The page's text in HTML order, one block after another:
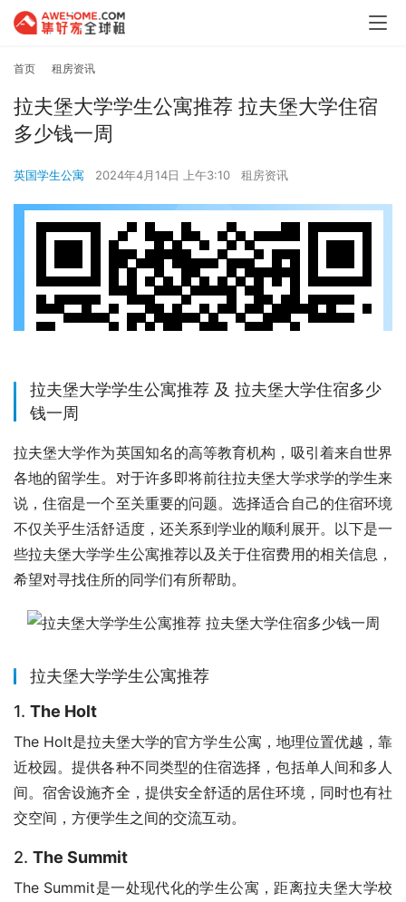
首页 租房资讯
拉夫堡大学学生公寓推荐 拉夫堡大学住宿
多少钱一周
英国学生公寓 2024年4月14日 上午3:10 租房资讯
拉夫堡大学学生公寓推荐 及 拉夫堡大学住宿多少
钱一周
拉夫堡大学作为英国知名的高等教育机构，吸引着来自世界
各地的留学生。对于许多即将前往拉夫堡大学求学的学生来
说，住宿是一个至关重要的问题。选择适合自己的住宿环境
不仅关乎生活舒适度，还关系到学业的顺利展开。以下是一
些拉夫堡大学学生公寓推荐以及关于住宿费用的相关信息，
希望对寻找住所的同学们有所帮助。
拉夫堡大学学生公寓推荐
1. The Holt
The Holt是拉夫堡大学的官方学生公寓，地理位置优越，靠
近校园。提供各种不同类型的住宿选择，包括单人间和多人
间。宿舍设施齐全，提供安全舒适的居住环境，同时也有社
交空间，方便学生之间的交流互动。
2. The Summit
The Summit是一处现代化的学生公寓，距离拉夫堡大学校